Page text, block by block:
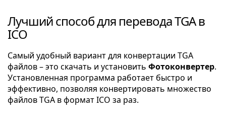
Лучший способ для перевода TGA в
ICO
Самый удобный вариант для конвертации TGA
файлов – это скачать и установить Фотоконвертер.
Установленная программа работает быстро и
эффективно, позволяя конвертировать множество
файлов TGA в формат ICO за раз.